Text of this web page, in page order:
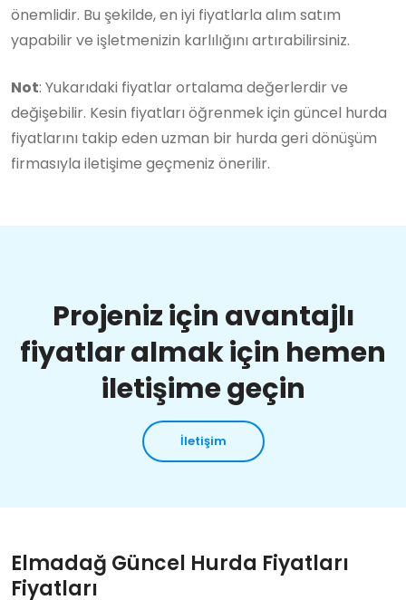
önemlidir. Bu şekilde, en iyi fiyatlarla alım satım
yapabilir ve işletmenizin karlılığını artırabilirsiniz.
Not: Yukarıdaki fiyatlar ortalama değerlerdir ve
değişebilir. Kesin fiyatları öğrenmek için güncel hurda
fiyatlarını takip eden uzman bir hurda geri dönüşüm
firmasıyla iletişime geçmeniz önerilir.
Projeniz için avantajlı
fiyatlar almak için hemen
iletişime geçin
İletişim
Elmadağ Güncel Hurda Fiyatları
Fiyatları